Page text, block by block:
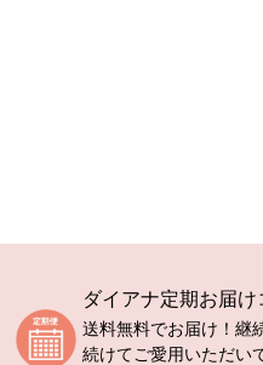
ダイアナ定期お届け
送料無料でお届け！継
続けてご愛用いただい